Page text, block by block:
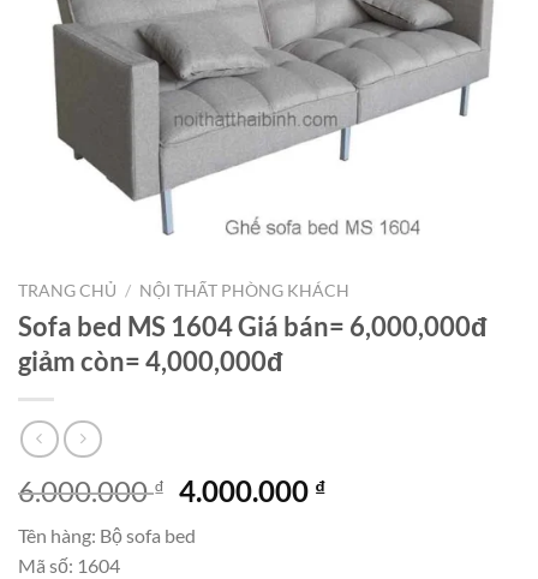
TRANG CHỦ / NỘI THẤT PHÒNG KHÁCH
Sofa bed MS 1604 Giá bán= 6,000,000đ
giảm còn= 4,000,000đ
6.000.000₫ Giá
là:
4.000.000 ₫Giá
Tên hàng: Bộ sofa bed
Mã số: 1604